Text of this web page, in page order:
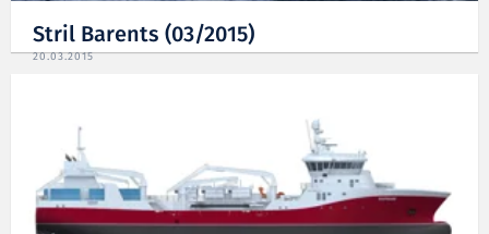
Stril Barents (03/2015)
20.03.2015